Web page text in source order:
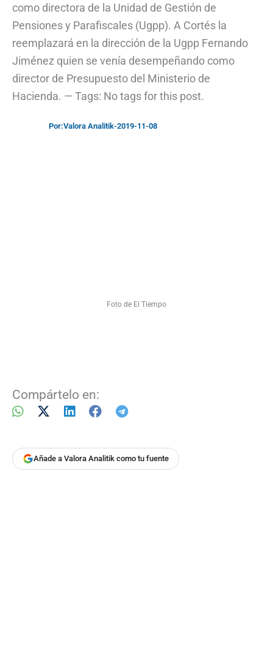
como directora de la Unidad de Gestión de
Pensiones y Parafiscales (Ugpp). A Cortés la
reemplazará en la dirección de la Ugpp Fernando
Jiménez quien se venía desempeñando como
director de Presupuesto del Ministerio de
Hacienda. — Tags: No tags for this post.
Por:Valora Analitik-2019-11-08
Foto de El Tiempo
Compártelo en:
Añade a Valora Analitik como tu fuente